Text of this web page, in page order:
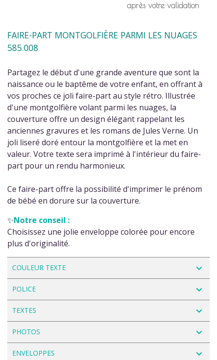
après votre validation
FAIRE-PART MONTGOLFIÈRE PARMI LES NUAGES
585.008
Partagez le début d'une grande aventure que sont la
naissance ou le baptême de votre enfant, en offrant à
vos proches ce joli faire-part au style rétro. Illustrée
d'une montgolfière volant parmi les nuages, la
couverture offre un design élégant rappelant les
anciennes gravures et les romans de Jules Verne. Un
joli liseré doré entour la montgolfière et la met en
valeur. Votre texte sera imprimé à l'intérieur du faire-
part pour un rendu harmonieux.
Ce faire-part offre la possibilité d'imprimer le prénom
de bébé en dorure sur la couverture.
✨Notre conseil :
Choisissez une jolie enveloppe colorée pour encore
plus d'originalité.
COULEUR TEXTE navigate_next
POLICE navigate_next
TEXTES navigate_next
PHOTOS navigate_next
ENVELOPPES navigate_next